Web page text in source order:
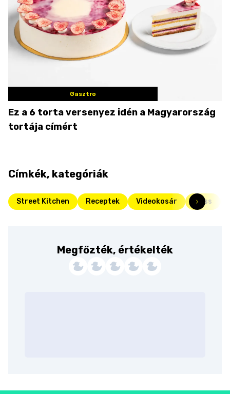
Gasztro
Ez a 6 torta versenyez idén a Magyarország
tortája címért
Címkék, kategóriák
Street Kitchen Receptek Videokosár Friss
Megfőzték, értékelték